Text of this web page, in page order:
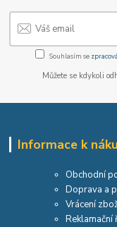
Souhlasím se
Můžete se kdykoli
Informace k
Obchodní
Doprava a
Vrácení
Reklamační